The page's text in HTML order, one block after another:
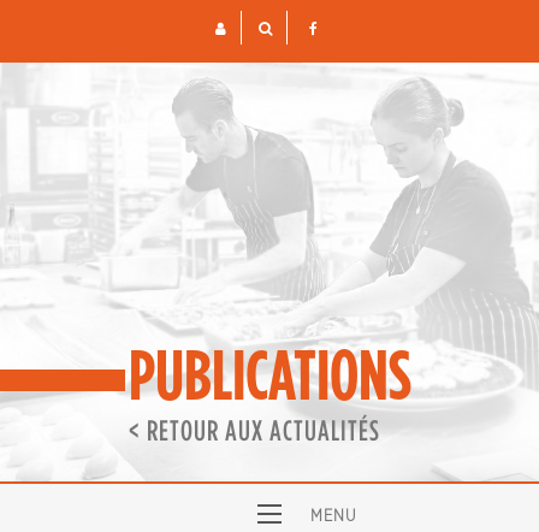
PUBLICATIONS
< RETOUR AUX ACTUALITÉS